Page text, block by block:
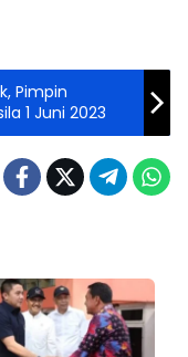
Pimpin
1 Juni 2023